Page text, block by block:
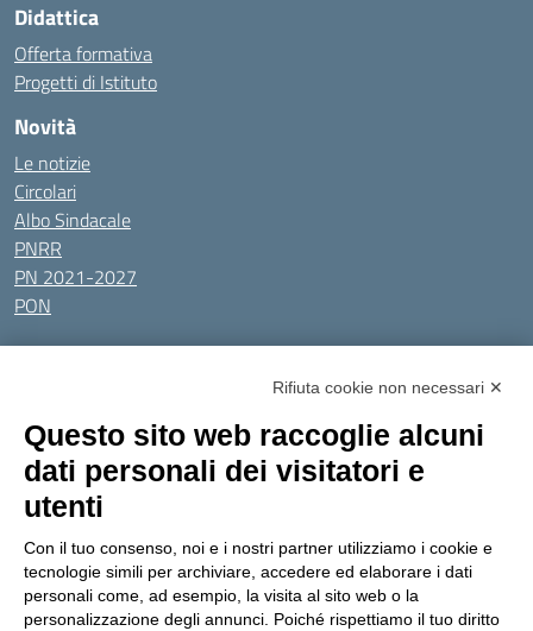
Didattica
Offerta formativa
Progetti di Istituto
Novità
Le notizie
Circolari
Albo Sindacale
PNRR
PN 2021-2027
PON
Tutti gli argomenti
Amministrazione Trasparente
Privacy Policy
Dichiarazione di accessibilitàObiettivi di accessibilità
Seguici su:
Indirizzo:Via Gaetano Donizetti 30, Collegno
Centralino:0114053925 Email: toic8cg002@istruzione.it
Posta elettronica certificata (PEC):toic8cg002@pec.istruzione.it
Rifiuta cookie non necessari ✕
Questo sito web raccoglie alcuni
dati personali dei visitatori e
utenti
Con il tuo consenso, noi e i nostri partner utilizziamo i cookie e
tecnologie simili per archiviare, accedere ed elaborare i dati
personali come, ad esempio, la visita al sito web o la
personalizzazione degli annunci. Poiché rispettiamo il tuo diritto